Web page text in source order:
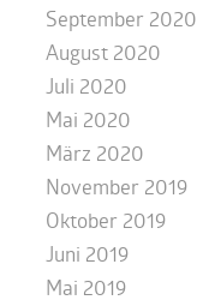
September 2020
August 2020
Juli 2020
Mai 2020
März 2020
November 2019
Oktober 2019
Juni 2019
Mai 2019